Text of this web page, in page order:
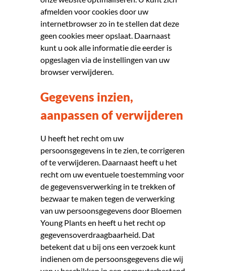
afmelden voor cookies door uw
internetbrowser zo in te stellen dat deze
geen cookies meer opslaat. Daarnaast
kunt u ook alle informatie die eerder is
opgeslagen via de instellingen van uw
browser verwijderen.
Gegevens inzien,
aanpassen of verwijderen
U heeft het recht om uw
persoonsgegevens in te zien, te corrigeren
of te verwijderen. Daarnaast heeft u het
recht om uw eventuele toestemming voor
de gegevensverwerking in te trekken of
bezwaar te maken tegen de verwerking
van uw persoonsgegevens door Bloemen
Young Plants en heeft u het recht op
gegevensoverdraagbaarheid. Dat
betekent dat u bij ons een verzoek kunt
indienen om de persoonsgegevens die wij